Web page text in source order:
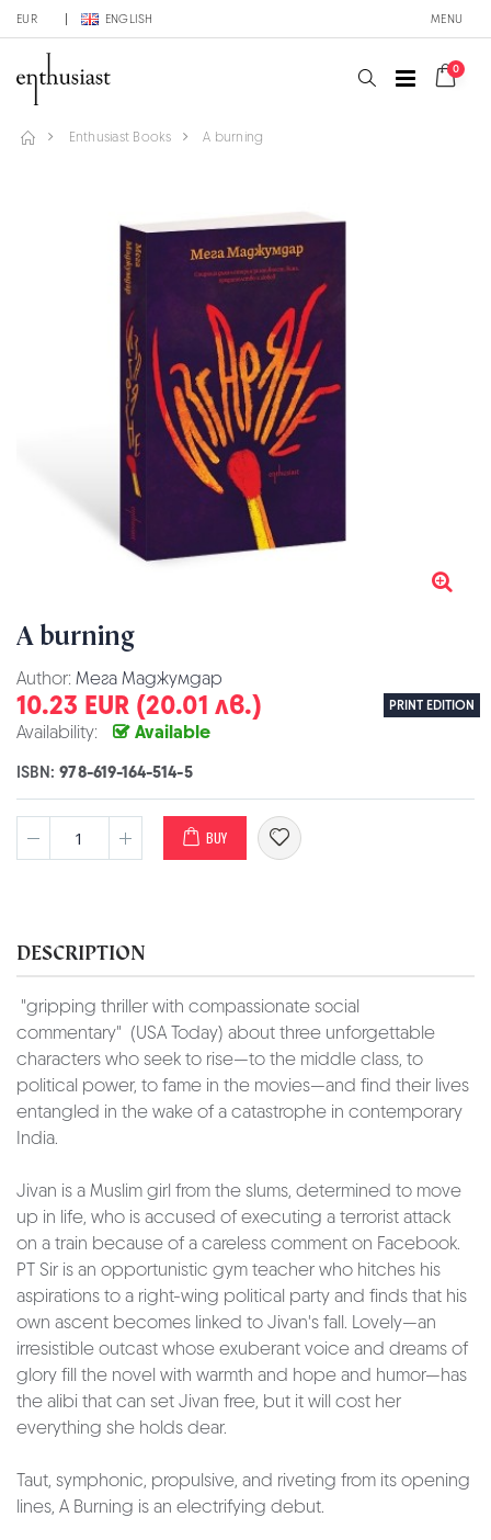
EUR ENGLISH MENU
0
Enthusiast Books A burning
A burning
Author: Мега Маджумдар
10.23 EUR (20.01 лв.) PRINT EDITION
Availability: Available
ISBN:978-619-164-514-5
BUY
DESCRIPTION
"gripping thriller with compassionate social
commentary" (USA Today) about three unforgettable
characters who seek to rise—to the middle class, to
political power, to fame in the movies—and find their lives
entangled in the wake of a catastrophe in contemporary
India.
Jivan is a Muslim girl from the slums, determined to move
up in life, who is accused of executing a terrorist attack
on a train because of a careless comment on Facebook.
PT Sir is an opportunistic gym teacher who hitches his
aspirations to a right-wing political party and finds that his
own ascent becomes linked to Jivan's fall. Lovely—an
irresistible outcast whose exuberant voice and dreams of
glory fill the novel with warmth and hope and humor—has
the alibi that can set Jivan free, but it will cost her
everything she holds dear.
Taut, symphonic, propulsive, and riveting from its opening
lines, A Burning is an electrifying debut.